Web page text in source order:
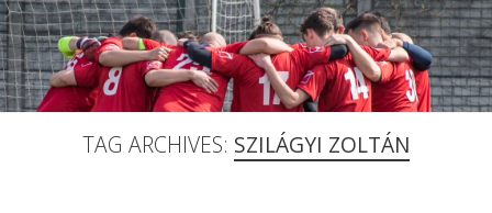
TAG ARCHIVES: SZILÁGYI ZOLTÁN